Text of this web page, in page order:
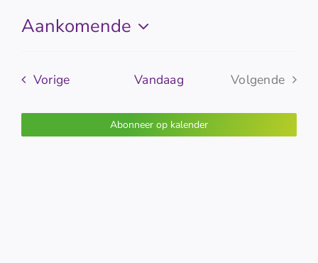
Aankomende
datum.
VorigeEvenementenVandaag
Volgende
Abonneer op kalender